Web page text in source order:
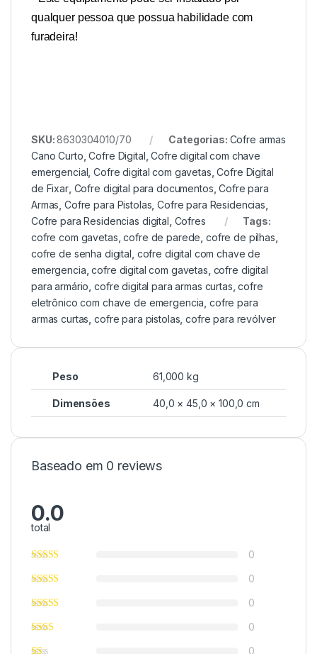
qualquer pessoa que possua habilidade com
furadeira!
SKU:8630304010/70 Categorias: Cofre armas
Cano Curto ,Cofre Digital ,Cofre digital com chave
emergencial ,Cofre digital com gavetas ,Cofre Digital
de Fixar, Cofre digital para documentos ,Cofre para
Armas ,Cofre para Pistolas ,Cofre para Residencias
Cofre para Residencias digital Cofres
Tags:
cofre com gavetas ,cofre de parede cofre de pilhas
cofre de senha digital cofre digital com chave de
emergencia ,cofre digital com gavetas cofre digital
para armário ,cofre digital para armas curtas ,cofre
eletrônico com chave de emergencia cofre para
armas curtas ,cofre para pistolas ,cofre para revólver
Peso 61,000 kg
Dimensões 40,0 × 45,0 × 100,0 cm
Baseado em 0 reviews
0.0
total
0
0
0
0
0